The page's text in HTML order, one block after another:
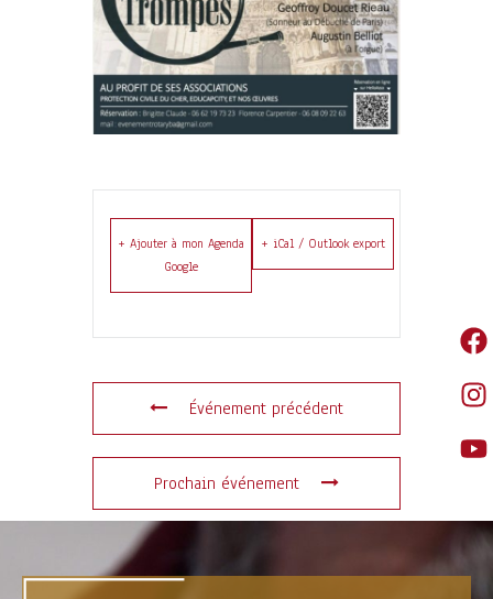
+ Ajouter à mon Agenda
Google
+ iCal / Outlook export
Événement précédent
Prochain événement